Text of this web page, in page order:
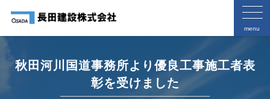
menu
秋田河川国道事務所より優良工事施工者表
彰を受けました